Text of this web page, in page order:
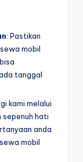
: Pastikan
mobil
tanggal
kami melalui
sepenuh hati
anda
mobil